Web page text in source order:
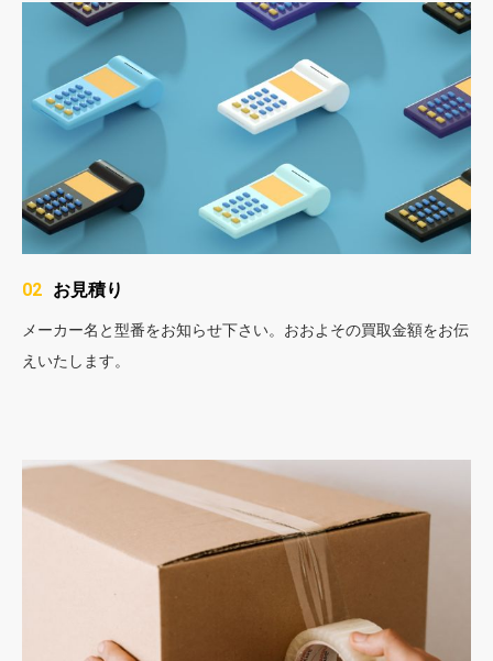
02 お見積り
メーカー名と型番をお知らせ下さい。おおよその買取金額をお伝
えいたします。